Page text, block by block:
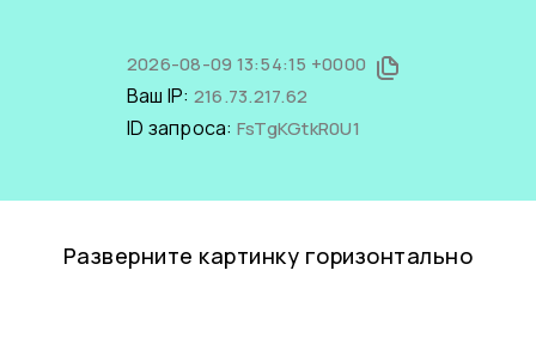
2026-08-09 13:54:15 +0000
Ваш IP: 216.73.217.62
ID запроса: FsTgKGtkR0U1
Разверните картинку горизонтально